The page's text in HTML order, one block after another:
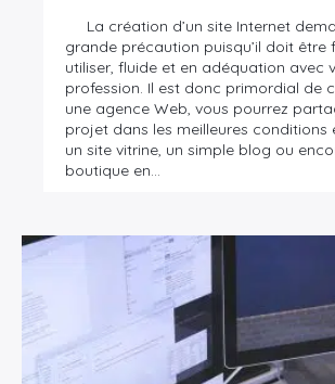
La création d’un site Internet
grande précaution puisqu’il doit être
utiliser, fluide et en adéquation avec
profession. Il est donc primordial de
une agence Web, vous pourrez
projet dans les meilleures conditions
un site vitrine, un simple blog ou
boutique en…